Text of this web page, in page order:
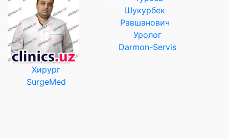
Хирург
SurgeMed
Уролог
Darmon-Servis